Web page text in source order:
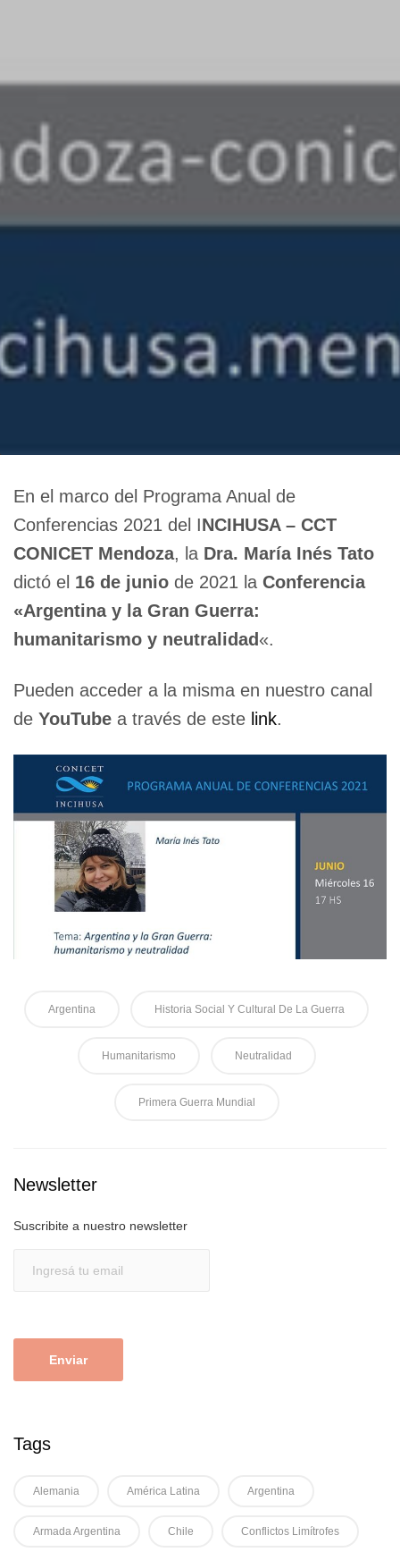
En el marco del Programa Anual de
Conferencias 2021 del INCIHUSA – CCT
CONICET Mendoza, la Dra. María Inés Tato
dictó el 16 de junio de 2021 laConferencia
«Argentina y la Gran Guerra:
humanitarismo y neutralidad «.
Pueden acceder a la misma en nuestro canal
deYouTube a través de este link.
Argentina Historia Social Y Cultural De La Guerra
Humanitarismo Neutralidad
Primera Guerra Mundial
Newsletter
Suscribite a nuestro newsletter
Tags
Alemania América Latina Argentina
Armada Argentina Chile Conflictos Limítrofes